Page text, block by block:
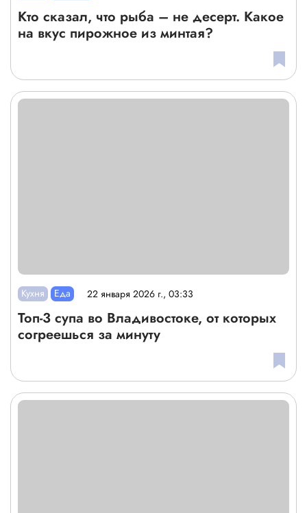
Кто сказал, что рыба – не десерт. Какое
на вкус пирожное из минтая?
Кухня Еда 22 января 2026 г., 03:33
Топ-3 супа во Владивостоке, от которых
согреешься за минуту